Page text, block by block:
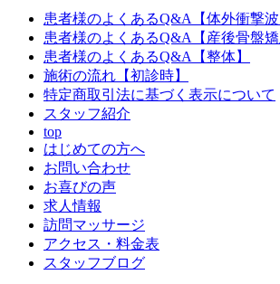
患者様のよくあるQ&A【体外衝撃波
患者様のよくあるQ&A【産後骨盤矯
患者様のよくあるQ&A【整体】
施術の流れ【初診時】
特定商取引法に基づく表示について
スタッフ紹介
top
はじめての方へ
お問い合わせ
お喜びの声
求人情報
訪問マッサージ
アクセス・料金表
スタッフブログ